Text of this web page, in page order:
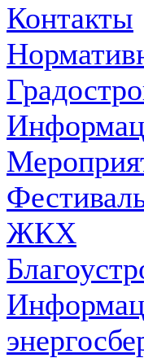
Контакты
ЖКХ